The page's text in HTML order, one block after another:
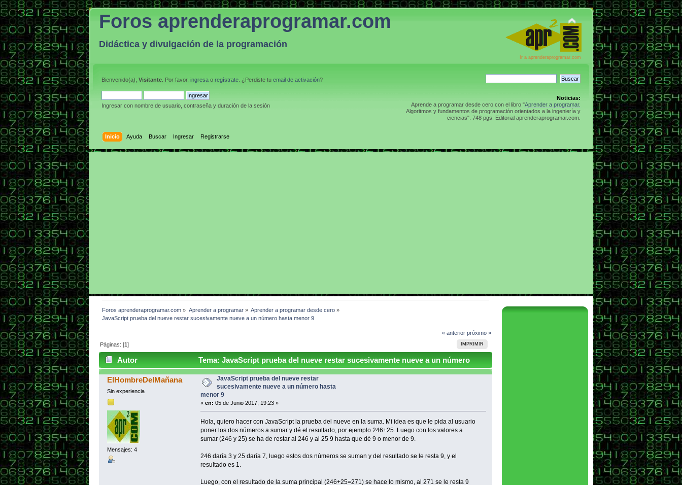
Foros aprenderaprogramar.com
Didáctica y divulgación de la programación
Ir a aprenderaprogramar.com
Bienvenido(a), Visitante . Por favor, ingresa o regístrate . ¿Perdiste tu email de activación?
Ingresar con nombre de usuario, contraseña y duración de la sesión
Noticias:
Aprende a programar desde cero con el libro "Aprender a programar.
Algoritmos y fundamentos de programación orientados a la ingeniería y
ciencias". 748 pgs. Editorial aprenderaprogramar.com.
Inicio Ayuda Buscar Ingresar Registrarse
Foros aprenderaprogramar.com » Aprender a programar» Aprender a programar desde cero»
JavaScript prueba del nueve restar sucesivamente nueve a un número hasta menor 9
« anterior próximo »
IMPRIMIR
Páginas: [1]
Autor
Tema: JavaScript prueba del nueve restar sucesivamente nueve a un número
hasta menor 9 (Leído 3505 veces)
ElHombreDelMañana
Sin experiencia
Mensajes: 4
JavaScript prueba del nueve restar
sucesivamente nueve a un número hasta
menor 9
« en: 05 de Junio 2017, 19:23 »
Hola, quiero hacer con JavaScript la prueba del nueve en la suma. Mi idea es que le pida al usuario
poner los dos números a sumar y dé el resultado, por ejemplo 246+25. Luego con los valores a
sumar (246 y 25) se ha de restar al 246 y al 25 9 hasta que dé 9 o menor de 9.
246 daría 3 y 25 daría 7, luego estos dos números se suman y del resultado se le resta 9, y el
resultado es 1.
Luego, con el resultado de la suma principal (246+25=271) se hace lo mismo, al 271 se le resta 9